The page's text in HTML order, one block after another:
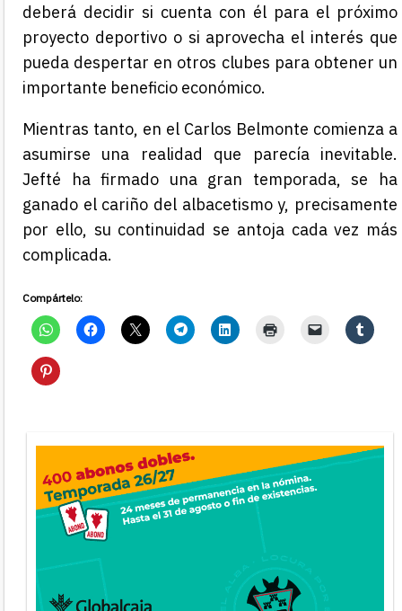
deberá decidir si cuenta con él para el próximo
proyecto deportivo o si aprovecha el interés que
pueda despertar en otros clubes para obtener un
importante beneficio económico.
Mientras tanto, en el Carlos Belmonte comienza a
asumirse una realidad que parecía inevitable.
Jefté ha firmado una gran temporada, se ha
ganado el cariño del albacetismo y, precisamente
por ello, su continuidad se antoja cada vez más
complicada.
Compártelo: